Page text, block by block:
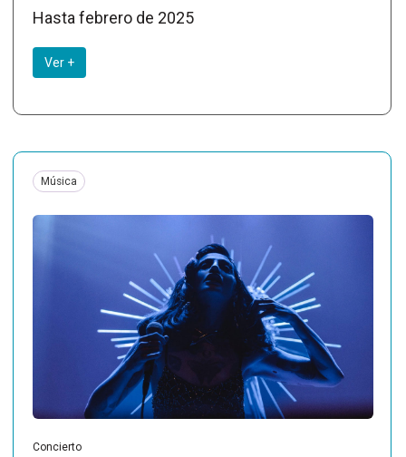
Hasta febrero de 2025
Ver +
Música
Concierto